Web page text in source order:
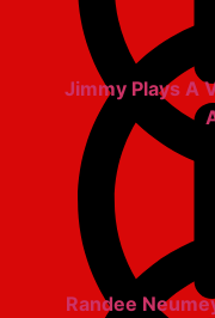
Jimmy
Randee